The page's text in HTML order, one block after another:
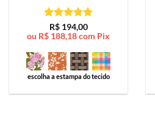
Avaliação5
de 5
R$194,00
ou R$ 188,18com Pix
escolha a estampa do tecido